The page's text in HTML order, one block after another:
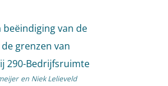
van de
grenzen van
290-Bedrijfsruimte
en Niek Lelieveld